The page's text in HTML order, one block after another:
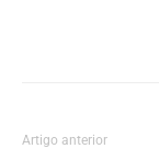
Artigo anterior